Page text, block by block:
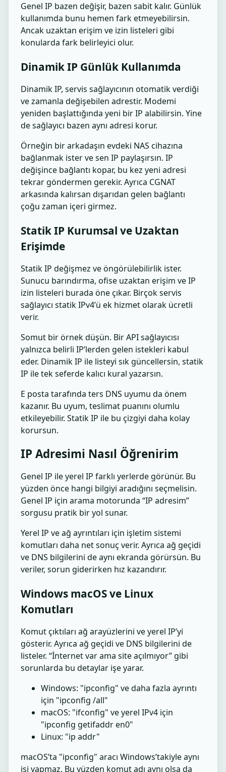
Genel IP bazen değişir, bazen sabit kalır. Günlük
kullanımda bunu hemen fark etmeyebilirsin.
Ancak uzaktan erişim ve izin listeleri gibi
konularda fark belirleyici olur.
Dinamik IP Günlük Kullanımda
Dinamik IP, servis sağlayıcının otomatik verdiği
ve zamanla değişebilen adrestir. Modemi
yeniden başlattığında yeni bir IP alabilirsin. Yine
de sağlayıcı bazen aynı adresi korur.
Örneğin bir arkadaşın evdeki NAS cihazına
bağlanmak ister ve sen IP paylaşırsın. IP
değişince bağlantı kopar, bu kez yeni adresi
tekrar göndermen gerekir. Ayrıca CGNAT
arkasında kalırsan dışarıdan gelen bağlantı
çoğu zaman içeri girmez.
Statik IP Kurumsal ve Uzaktan
Erişimde
Statik IP değişmez ve öngörülebilirlik ister.
Sunucu barındırma, ofise uzaktan erişim ve IP
izin listeleri burada öne çıkar. Birçok servis
sağlayıcı statik IPv4’ü ek hizmet olarak ücretli
verir.
Somut bir örnek düşün. Bir API sağlayıcısı
yalnızca belirli IP’lerden gelen istekleri kabul
eder. Dinamik IP ile listeyi sık güncellersin, statik
IP ile tek seferde kalıcı kural yazarsın.
E posta tarafında ters DNS uyumu da önem
kazanır. Bu uyum, teslimat puanını olumlu
etkileyebilir. Statik IP ile bu çizgiyi daha kolay
korursun.
IP Adresimi Nasıl Öğrenirim
Genel IP ile yerel IP farklı yerlerde görünür. Bu
yüzden önce hangi bilgiyi aradığını seçmelisin.
Genel IP için arama motorunda “IP adresim”
sorgusu pratik bir yol sunar.
Yerel IP ve ağ ayrıntıları için işletim sistemi
komutları daha net sonuç verir. Ayrıca ağ geçidi
ve DNS bilgilerini de aynı ekranda görürsün. Bu
veriler, sorun giderirken hız kazandırır.
Windows macOS ve Linux
Komutları
Komut çıktıları ağ arayüzlerini ve yerel IP’yi
gösterir. Ayrıca ağ geçidi ve DNS bilgilerini de
listeler. “İnternet var ama site açılmıyor” gibi
sorunlarda bu detaylar işe yarar.
Windows: "ipconfig" ve daha fazla ayrıntı
için "ipconfig /all"
macOS: "ifconfig" ve yerel IPv4 için
"ipconfig getifaddr en0"
Linux: "ip addr"
macOS’ta "ipconfig" aracı Windows’takiyle aynı
işi yapmaz. Bu yüzden komut adı aynı olsa da